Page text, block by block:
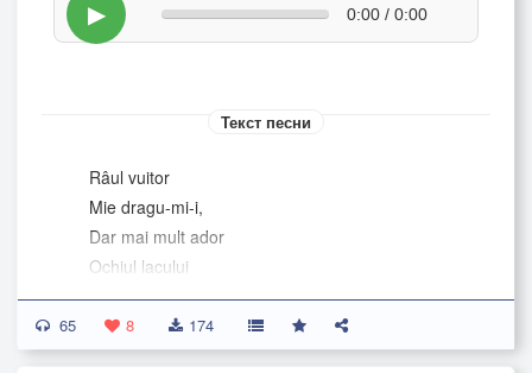
▶ 0:00 / 0:00
Текст песни
Râul vuitor
Mie dragu-mi-i,
Dar mai mult ador
Ochiul lacului
Nu te supăra
Tu, iubitul meu,
Că rămân aşa,
65 8 174